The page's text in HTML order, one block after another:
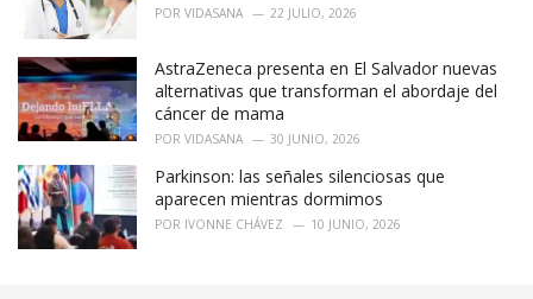
POR VIDASANA 22 JULIO, 2026
AstraZeneca presenta en El Salvador nuevas
alternativas que transforman el abordaje del
cáncer de mama
POR VIDASANA 30 JUNIO, 2026
Parkinson: las señales silenciosas que
aparecen mientras dormimos
POR IVONNE CHÁVEZ 10 JUNIO, 2026